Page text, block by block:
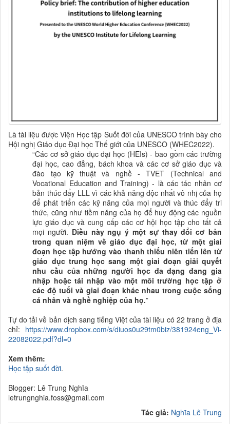
Là tài liệu được Viện Học tập Suốt đời của UNESCO trình bày cho
Hội nghị Giáo dục Đại học Thế giới của UNESCO (WHEC2022).
“Các cơ sở giáo dục đại học (HEIs) - bao gồm các trường
đại học, cao đẳng, bách khoa và các cơ sởgiáo dục và
đào tạo kỹ thuật và nghề - TVET (Technical and
Vocational Education and Training) - là các tác nhân cơ
bản thúc đẩy LLL vì các khả năng độc nhất vô nhị của họ
đểphát triển các kỹ năngcủa mọi người và thúc đẩy tri
thức, cũng như tiềm năng của họ để huy động các nguồn
lực giáo dục và cung cấp các cơ hội học tập chotất cả
mọi người. Điều này ngụ ý một sự thay đổi cơ bản
trong quan niệm về giáo dục đại học, từ một giai
đoạn học tập hướng vào thanh thiếu niên tiến lên từ
giáo dục trung học sang một giai đoạn giải quyết
nhu cầu của những người học đa dạng đang gia
nhập hoặc tái nhập vào một môi trường học tập ở
các độ tuổi và giai đoạn khác nhau trong cuộc sống
cá nhân và nghề nghiệp của họ.”
Tự do tải về bản dịch sang tiếng Việt của tài liệu có 22 trang ở địa
chỉ: https://www.dropbox.com/s/diuos0u29tm0biz/381924eng_Vi-
22082022.pdf?dl=0
Xem thêm:
Học tập suốt đời.
Blogger: Lê Trung Nghĩa
letrungnghia.foss@gmail.com
Tác giả: Nghĩa Lê Trung